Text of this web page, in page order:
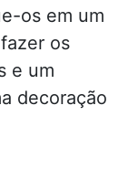
os em um
os
e um
decoração